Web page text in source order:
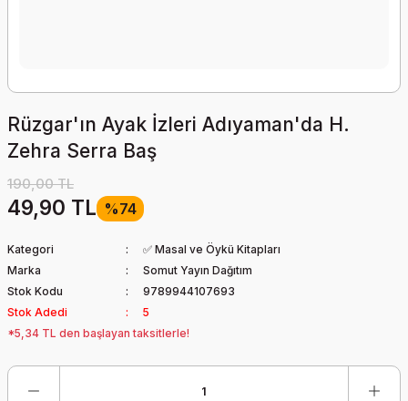
Rüzgar'ın Ayak İzleri Adıyaman'da H.
Zehra Serra Baş
190,00 TL
49,90 TL %74
Kategori
✅ Masal ve Öykü Kitapları
Marka
Somut Yayın Dağıtım
Stok Kodu
9789944107693
Stok Adedi
5
*5,34 TL den başlayan taksitlerle!